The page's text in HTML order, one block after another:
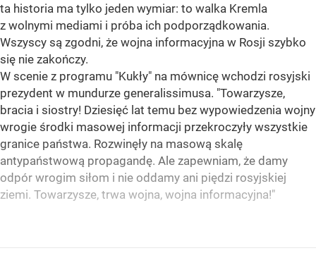
ta historia ma tylko jeden wymiar: to walka Kremla
z wolnymi mediami i próba ich podporządkowania.
Wszyscy są zgodni, że wojna informacyjna w Rosji szybko
się nie zakończy.
W scenie z programu "Kukły" na mównicę wchodzi rosyjski
prezydent w mundurze generalissimusa. "Towarzysze,
bracia i siostry! Dziesięć lat temu bez wypowiedzenia wojny
wrogie środki masowej informacji przekroczyły wszystkie
granice państwa. Rozwinęły na masową skalę
antypaństwową propagandę. Ale zapewniam, że damy
odpór wrogim siłom i nie oddamy ani piędzi rosyjskiej
ziemi. Towarzysze, trwa wojna, wojna informacyjna!"